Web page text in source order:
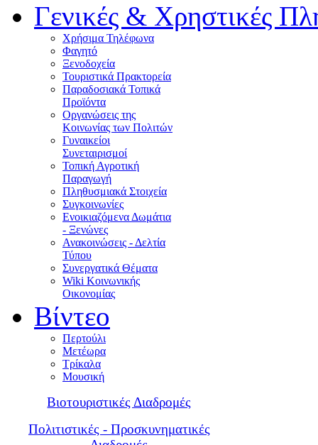
Γενικές & Χρηστικές
Χρήσιμα Τηλέφωνα
Φαγητό
Ξενοδοχεία
Τουριστικά Πρακτορεία
Παραδοσιακά Τοπικά
Προϊόντα
Οργανώσεις της
Κοινωνίας των Πολιτών
Γυναικείοι
Συνεταιρισμοί
Τοπική Αγροτική
Παραγωγή
Πληθυσμιακά Στοιχεία
Συγκοινωνίες
Ενοικιαζόμενα Δωμάτια
- Ξενώνες
Ανακοινώσεις - Δελτία
Τύπου
Συνεργατικά Θέματα
Wiki Κοινωνικής
Οικονομίας
Βίντεο
Περτούλι
Μετέωρα
Τρίκαλα
Μουσική
Βιοτουριστικές Διαδρομές
Πολιτιστικές - Προσκυνηματικές